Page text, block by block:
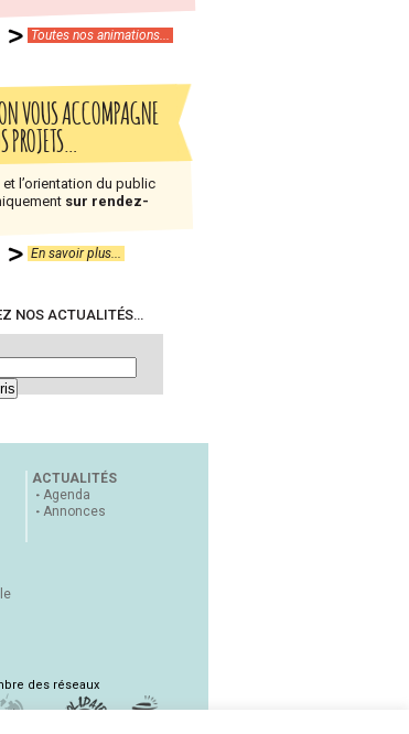
Toutes nos animations...
VOUS ACCOMPAGNE
et l’orientation du public
sur rendez-
En savoir plus...
NOS ACTUALITÉS…
ACTUALITÉS
Agenda
Annonces
des réseaux